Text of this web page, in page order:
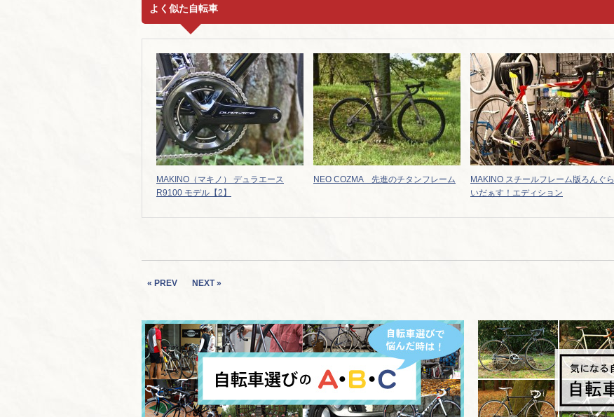
よく似た自転車
MAKINO（マキノ） デュラエース
R9100 モデル【2】
NEO COZMA 先進のチタンフレーム
MAKINO スチールフレーム版ろんぐら
いだぁす！エディション
« PREV NEXT »